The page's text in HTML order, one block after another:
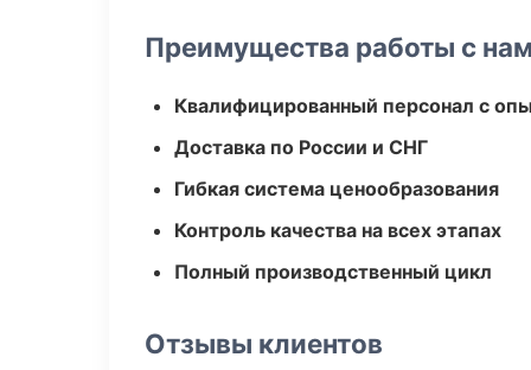
Преимущества работы с
Квалифицированный персонал с
Доставка по России и СНГ
Гибкая система ценообразования
Контроль качества на всех этапах
Полный производственный цикл
Отзывы клиентов